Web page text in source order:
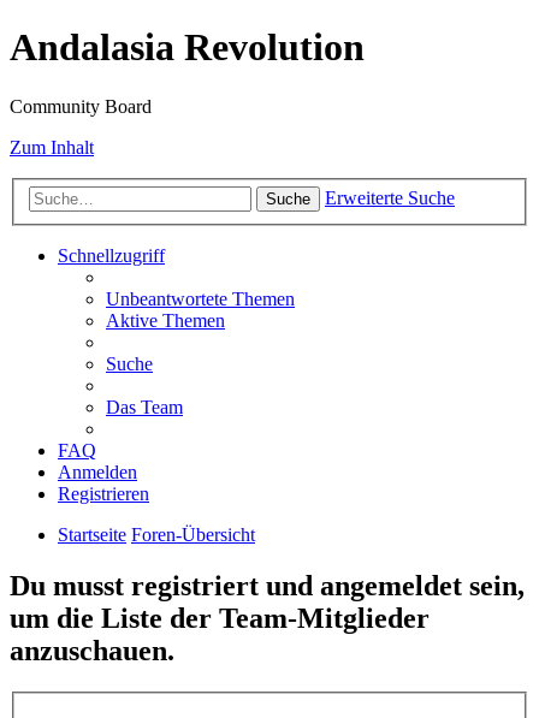
Andalasia Revolution
Community Board
Zum Inhalt
Suche Erweiterte Suche
Schnellzugriff
Unbeantwortete Themen
Aktive Themen
Suche
Das Team
FAQ
Anmelden
Registrieren
Startseite Foren-Übersicht
Du musst registriert und angemeldet sein,
um die Liste der Team-Mitglieder
anzuschauen.